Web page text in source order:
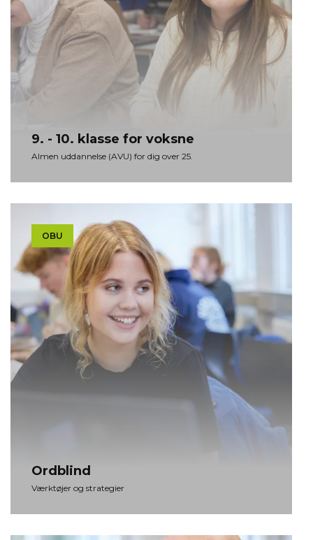
9. - 10. klas­se for voks­ne
Almen uddannelse (AVU) for dig over 25.
OBU
Ord­blind
Værktøjer og strategier